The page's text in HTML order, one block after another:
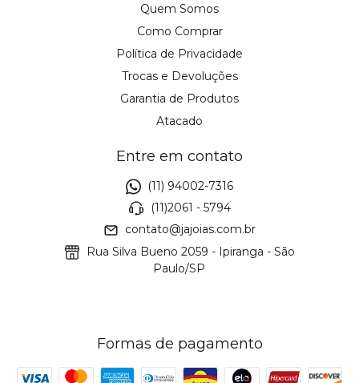
Quem Somos
Como Comprar
Política de Privacidade
Trocas e Devoluções
Garantia de Produtos
Atacado
Entre em contato
(11) 94002-7316
(11)2061 - 5794
contato@jajoias.com.br
Rua Silva Bueno 2059 - Ipiranga - São
Paulo/SP
Formas de pagamento